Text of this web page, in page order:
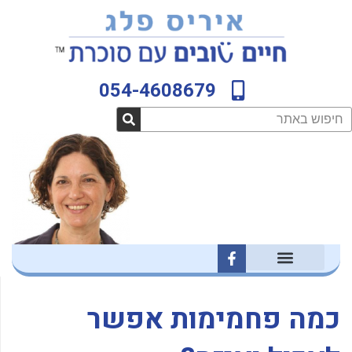
054-4608679
חיפוש
c
o
כמה פחמימות אפשר